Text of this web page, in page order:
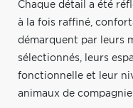
Chaque détail a été
à la fois raffiné,
démarquent par leurs
sélectionnés, leurs
fonctionnelle et leur
animaux de